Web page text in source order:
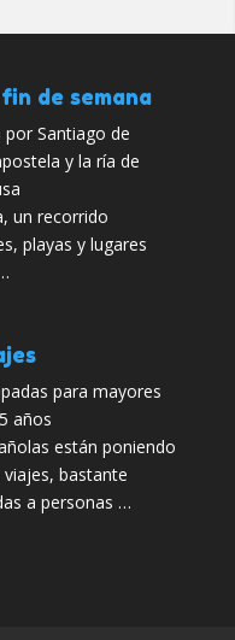
de semana
por Santiago de
y la ría de
un recorrido
playas y lugares
para mayores
años
están poniendo
bastante
a personas …